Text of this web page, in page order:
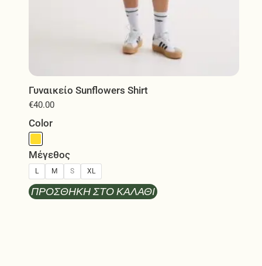
Γυναικείο Sunflowers Shirt
€40.00
Color
Μέγεθος
L M S XL
ΠΡΟΣΘΉΚΗ ΣΤΟ ΚΑΛΆΘΙ